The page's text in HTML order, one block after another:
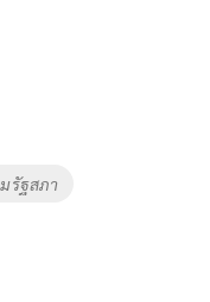
รัฐสภา